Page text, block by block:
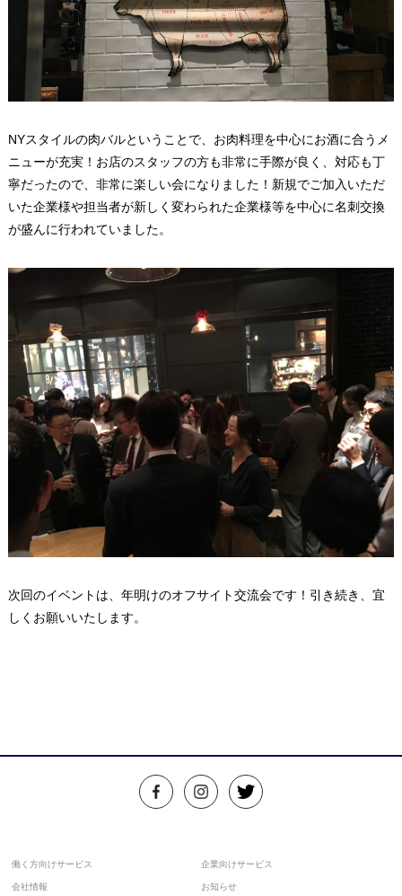
NYスタイルの肉バルということで、お肉料理を中心にお酒に合うメ
ニューが充実！お店のスタッフの方も非常に手際が良く、対応も丁
寧だったので、非常に楽しい会になりました！新規でご加入いただ
いた企業様や担当者が新しく変わられた企業様等を中心に名刺交換
が盛んに行われていました。
次回のイベントは、年明けのオフサイト交流会です！引き続き、宜
しくお願いいたします。
働く方向けサービス 企業向けサービス
会社情報 お知らせ